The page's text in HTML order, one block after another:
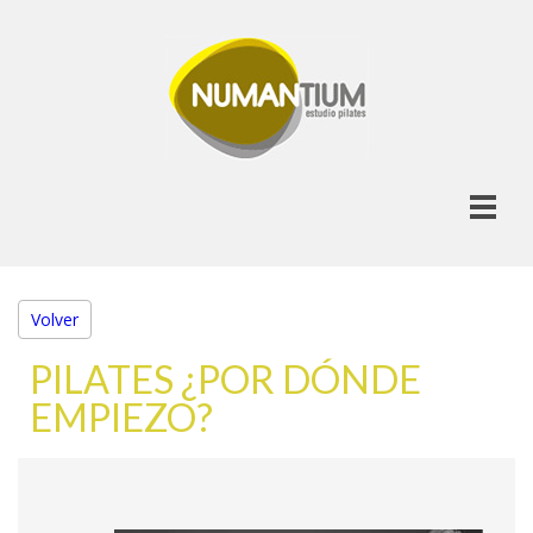
Volver
PILATES ¿POR DÓNDE
EMPIEZO?